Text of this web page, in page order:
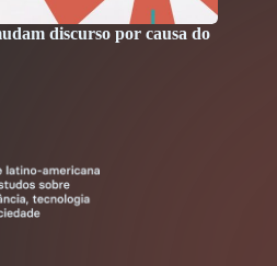
discurso por causa do